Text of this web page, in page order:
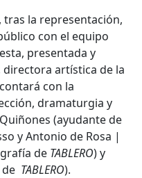
tras la representación,
con el equipo
presentada y
artística de la
con la
dramaturgia y
(ayudante de
y Antonio de Rosa |
de TABLERO) y
TABLERO).